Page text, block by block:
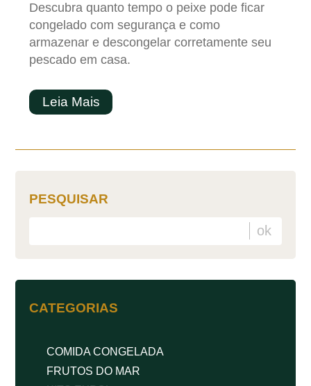
Descubra quanto tempo o peixe pode ficar
congelado com segurança e como
armazenar e descongelar corretamente seu
pescado em casa.
Leia Mais
PESQUISAR
CATEGORIAS
COMIDA CONGELADA
FRUTOS DO MAR